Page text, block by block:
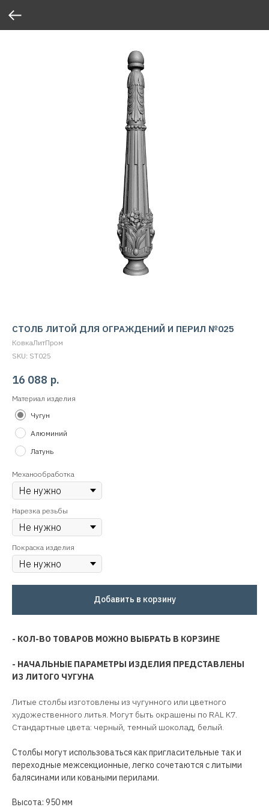
СТОЛБ ЛИТОЙ ДЛЯ ОГРАЖДЕНИЙ И ПЕРИЛ №025
КовкаЛитПром
SKU: ST025
16 088 р.
Материал изделия
Чугун
Алюминий
Латунь
Механообработка
Нарезка резьбы
Покраска изделия
Добавить в корзину
- КОЛ-ВО ТОВАРОВ МОЖНО ВЫБРАТЬ В КОРЗИНЕ
- НАЧАЛЬНЫЕ ПАРАМЕТРЫ ИЗДЕЛИЯ ПРЕДСТАВЛЕНЫ
ИЗ ЛИТОГО ЧУГУНА
Литые столбы изготовлены из чугунного или цветного
художественного литья. Могут быть окрашены по RAL K7.
Стандартные цвета: черный, темный шоколад, белый.
Столбы могут использоваться как пригласительные так и
переходные межсекционные, легко сочетаются с литыми
балясинами или коваными перилами.
Высота: 950 мм